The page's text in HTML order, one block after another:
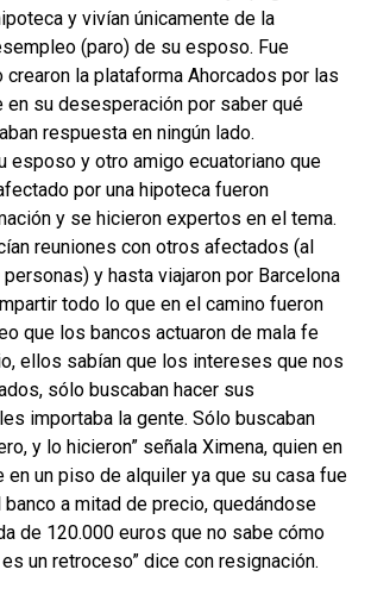
y vivían únicamente de la
(paro) de su esposo. Fue
crearon la plataforma Ahorcados por las
en su desesperación por saber qué
respuesta en ningún lado.
esposo y otro amigo ecuatoriano que
por una hipoteca fueron
y se hicieron expertos en el tema.
reuniones con otros afectados (al
y hasta viajaron por Barcelona
todo lo que en el camino fueron
que los bancos actuaron de mala fe
ellos sabían que los intereses que nos
sólo buscaban hacer sus
importaba la gente. Sólo buscaban
y lo hicieron” señala Ximena, quien en
en un piso de alquiler ya que su casa fue
a mitad de precio, quedándose
de 120.000 euros que no sabe cómo
es un retroceso” dice con resignación.